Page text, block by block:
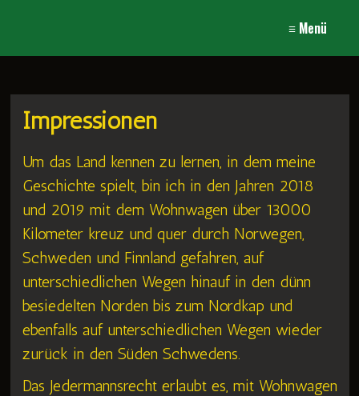
≡ Menü
Impressionen
Um das Land kennen zu lernen, in dem meine
Geschichte spielt, bin ich in den Jahren 2018
und 2019 mit dem Wohnwagen über 13000
Kilometer kreuz und quer durch Norwegen,
Schweden und Finnland gefahren, auf
unterschiedlichen Wegen hinauf in den dünn
besiedelten Norden bis zum Nordkap und
ebenfalls auf unterschiedlichen Wegen wieder
zurück in den Süden Schwedens.
Das Jedermannsrecht erlaubt es, mit Wohnwagen